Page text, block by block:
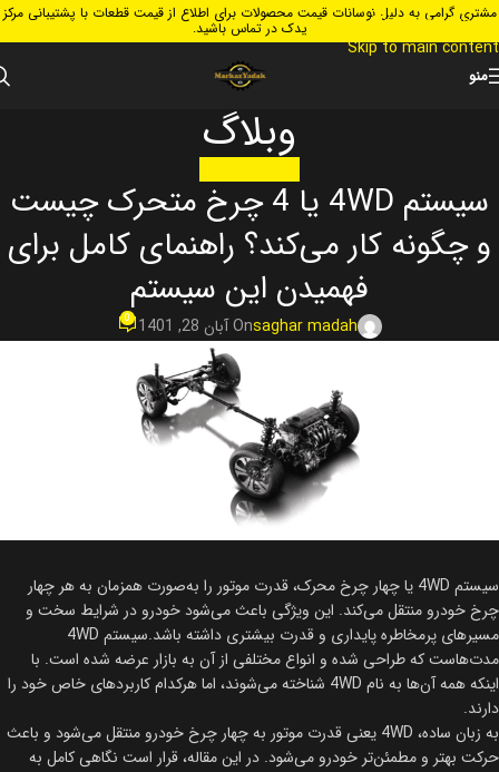
Skip to navigation
Skip to main content
مشتری گرامی به دلیل نوسانات قیمت محصولات برای اطلاع از قیمت قطعات با پشتیبانی مرکز
یدک در تماس باشید.
منو
وبلاگ
سیستم 4WD یا 4 چرخ متحرک چیست
و چگونه کار می‌کند؟ راهنمای کامل برای
فهمیدن این سیستم
saghar madahOn آبان 28, 1401 0
سیستم 4WD یا چهار چرخ محرک، قدرت موتور را به‌صورت همزمان به هر چهار
چرخ خودرو منتقل می‌کند. این ویژگی باعث می‌شود خودرو در شرایط سخت و
مسیرهای پرمخاطره پایداری و قدرت بیشتری داشته باشد.سیستم 4WD
مدت‌هاست که طراحی شده و انواع مختلفی از آن به بازار عرضه شده است. با
اینکه همه آن‌ها به نام 4WD شناخته می‌شوند، اما هرکدام کاربردهای خاص خود را
دارند.
به زبان ساده، 4WD یعنی قدرت موتور به چهار چرخ خودرو منتقل می‌شود و باعث
حرکت بهتر و مطمئن‌تر خودرو می‌شود. در این مقاله، قرار است نگاهی کامل به